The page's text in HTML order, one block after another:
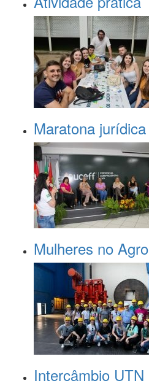
Maratona jurídica
Mulheres no Agro
Intercâmbio UTN